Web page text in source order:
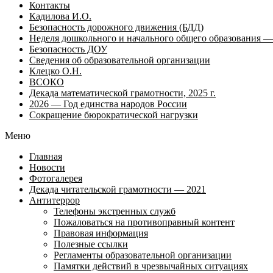
Контакты
Кадилова И.О.
Безопасность дорожного движения (БДД)
Неделя дошкольного и начального общего образования —
Безопасность ДОУ
Сведения об образовательной организации
Клецко О.Н.
ВСОКО
Декада математической грамотности, 2025 г.
2026 — Год единства народов России
Сокращение бюрократической нагрузки
Меню
Главная
Новости
Фотогалерея
Декада читательской грамотности — 2021
Антитеррор
Телефоны экстренных служб
Пожаловаться на противоправный контент
Правовая информация
Полезные ссылки
Регламенты образовательной организации
Памятки действий в чрезвычайных ситуациях